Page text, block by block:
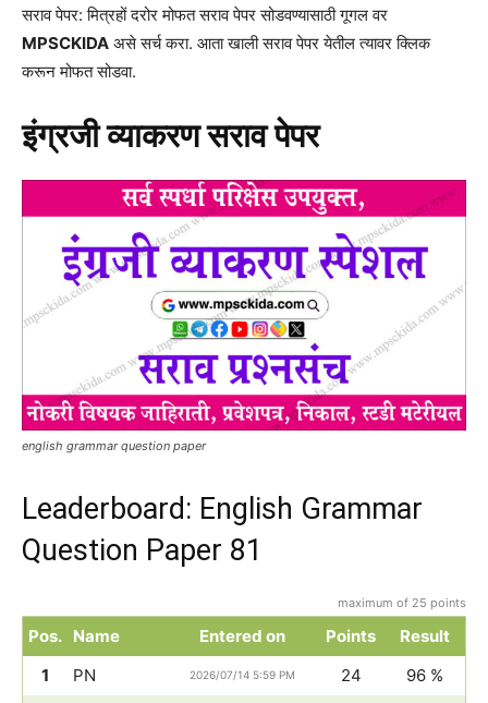
सराव पेपर: मित्रहों दरोर मोफत सराव पेपर सोडवण्यासाठी गूगल वर
MPSCKIDA असे सर्च करा. आता खाली सराव पेपर येतील त्यावर क्लिक
करून मोफत सोडवा.
इंग्रजी व्याकरण सराव पेपर
english grammar question paper
Leaderboard: English Grammar
Question Paper 81
maximum of 25 points
Pos. Name Entered on Points
Result
1
PN 2026/07/14 5:59 PM 24 96 %